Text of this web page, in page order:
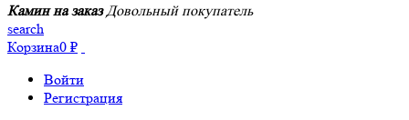
Камин на заказ Довольный покупатель
search
Корзина0 ₽
Войти
Регистрация